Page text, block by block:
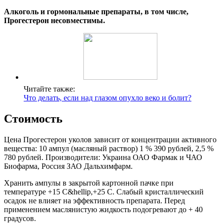
Алкоголь и гормональные препараты, в том числе,
Прогестерон несовместимы.
Читайте также:
Что делать, если над глазом опухло веко и болит?
Стоимость
Цена Прогестерон уколов зависит от концентрации активного
вещества: 10 ампул (масляный раствор) 1 % 390 рублей, 2,5 %
780 рублей. Производители: Украина ОАО Фармак и ЧАО
Биофарма, Россия ЗАО Дальхимфарм.
Хранить ампулы в закрытой картонной пачке при
температуре +15 С&hellip,+25 С. Слабый кристаллический
осадок не влияет на эффективность препарата. Перед
применением маслянистую жидкость подогревают до + 40
градусов.